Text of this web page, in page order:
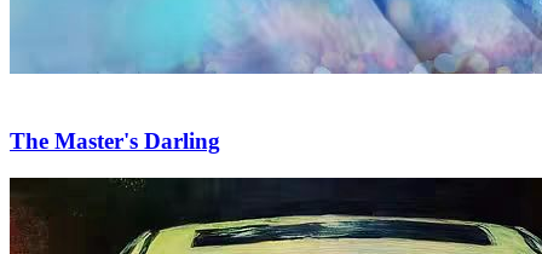
The Master's Darling